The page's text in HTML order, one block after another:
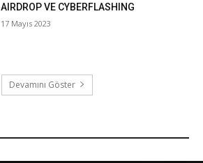
AIRDROP VE CYBERFLASHING
17 Mayıs 2023
Devamını Göster